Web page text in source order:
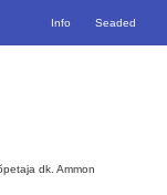
Info Seaded
dk. Ammon